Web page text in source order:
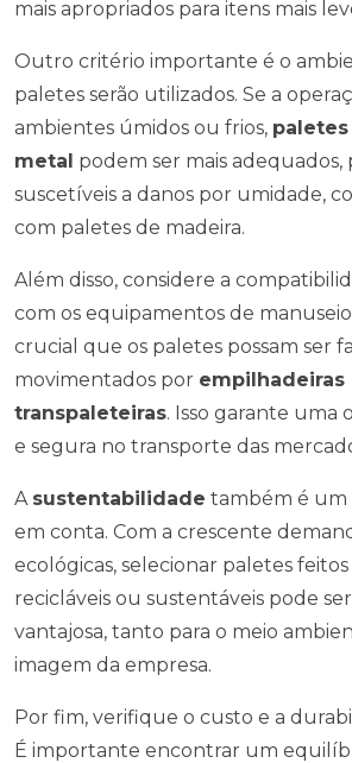
mais apropriados para itens mais
Outro critério importante é o
paletes serão utilizados. Se a
ambientes úmidos ou frios,
metal podem ser mais adequados,
suscetíveis a danos por umidade,
com paletes de madeira.
Além disso, considere a
com os equipamentos de manuseio
crucial que os paletes possam ser
movimentados por empilhadeiras
transpaleteiras. Isso garante uma
e segura no transporte das
A sustentabilidade também é um
em conta. Com a crescente
ecológicas, selecionar paletes
recicláveis ou sustentáveis pode
vantajosa, tanto para o meio
imagem da empresa.
Por fim, verifique o custo e a
É importante encontrar um